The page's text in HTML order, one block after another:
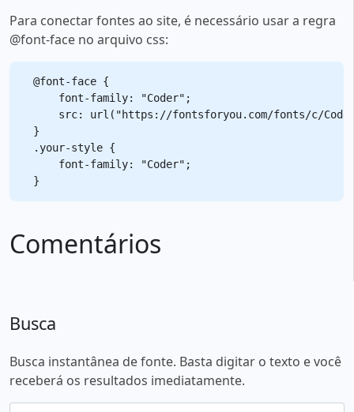
Para conectar fontes ao site, é necessário usar a regra
@font-face no arquivo css:
@font-face {
    font-family: "Coder";
src: url("https://fontsforyou.com/fonts/c/
}
.your-style {
    font-family: "Coder";
Comentários
Busca
Busca instantânea de fonte. Basta digitar o texto e você
receberá os resultados imediatamente.